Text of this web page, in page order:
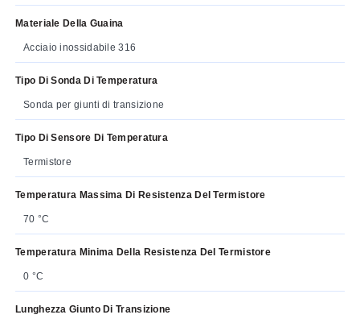
Materiale Della Guaina
Acciaio inossidabile 316
Tipo Di Sonda Di Temperatura
Sonda per giunti di transizione
Tipo Di Sensore Di Temperatura
Termistore
Temperatura Massima Di Resistenza Del Termistore
70 °C
Temperatura Minima Della Resistenza Del Termistore
0 °C
Lunghezza Giunto Di Transizione